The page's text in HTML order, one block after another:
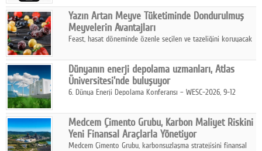
ekonomi ile gerçek dünya alışveriş deneyimi arasında köprü
kurmayı hedefleyen vizyonuyla uluslararası pazarlara açılıyor.
Yazın Artan Meyve Tüketiminde Dondurulmuş
Meyvelerin Avantajları
Feast, hasat döneminde özenle seçilen ve tazeliğini koruyacak
pratik, güvenilir ve lezzetli bir alternatif sunuyor.
Dünyanın enerji depolama uzmanları, Atlas
Üniversitesi'nde buluşuyor
6. Dünya Enerji Depolama Konferansı – WESC-2026, 9-12
sahipliğinde gerçekleştirilecek.
Medcem Çimento Grubu, Karbon Maliyet Riskini
Yeni Finansal Araçlarla Yönetiyor
Medcem Çimento Grubu, karbonsuzlaşma stratejisini finansal